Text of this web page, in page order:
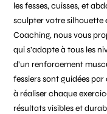
les fesses, cuisses, et
sculpter votre silhouette
Coaching, nous vous
qui s’adapte à tous les
d’un renforcement
fessiers sont guidées
à réaliser chaque
résultats visibles et